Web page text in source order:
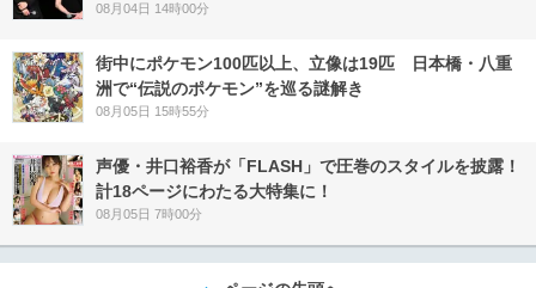
08月04日 14時00分
街中にポケモン100匹以上、立像は19匹 日本橋・八重
洲で“伝説のポケモン”を巡る謎解き
08月05日 15時55分
声優・井口裕香が「FLASH」で圧巻のスタイルを披露！
計18ページにわたる大特集に！
08月05日 7時00分